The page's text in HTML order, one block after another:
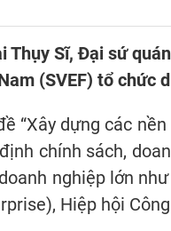
Thụy Sĩ, Đại sứ
(SVEF) tổ
“Xây dựng các
chính sách,
nghiệp lớn
Hiệp hội